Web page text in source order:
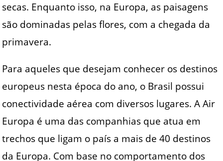
secas. Enquanto isso, na Europa, as paisagens
são dominadas pelas flores, com a chegada da
primavera.
Para aqueles que desejam conhecer os destinos
europeus nesta época do ano, o Brasil possui
conectividade aérea com diversos lugares. A Air
Europa é uma das companhias que atua em
trechos que ligam o país a mais de 40 destinos
da Europa. Com base no comportamento dos